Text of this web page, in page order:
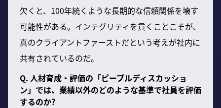
欠くと、100年続くような長期的な信頼関係を壊す
可能性がある。インテグリティを貫くことこそが、
真のクライアントファーストだという考えが社内に
共有されているのだ。
Q. 人材育成・評価の「ピープルディスカッショ
ン」では、業績以外のどのような基準で社員を評価
するのか?